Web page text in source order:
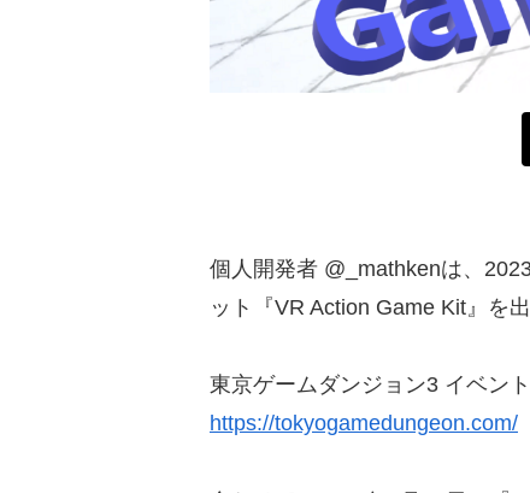
個人開発者 @_mathkenは、
ット『VR Action Game Kit』を
東京ゲームダンジョン3 イベン
https://tokyogamedungeon.com/